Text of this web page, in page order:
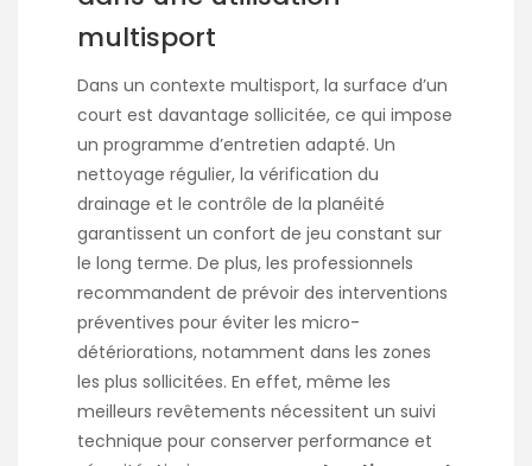
multisport
Dans un contexte multisport, la surface d’un
court est davantage sollicitée, ce qui impose
un programme d’entretien adapté. Un
nettoyage régulier, la vérification du
drainage et le contrôle de la planéité
garantissent un confort de jeu constant sur
le long terme. De plus, les professionnels
recommandent de prévoir des interventions
préventives pour éviter les micro-
détériorations, notamment dans les zones
les plus sollicitées. En effet, même les
meilleurs revêtements nécessitent un suivi
technique pour conserver performance et